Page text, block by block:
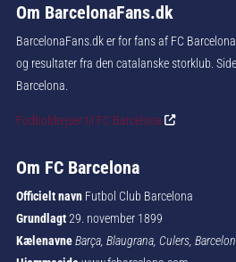
Om BarcelonaFans.dk
BarcelonaFans.dk er for fans af FC
og resultater fra den catalanske storklub.
Barcelona.
Fodboldrejser til FC Barcelona
Om FC Barcelona
Officielt navnFutbol Club Barcelona
Grundlagt29. november 1899
KælenavneBarça, Blaugrana, Culers,